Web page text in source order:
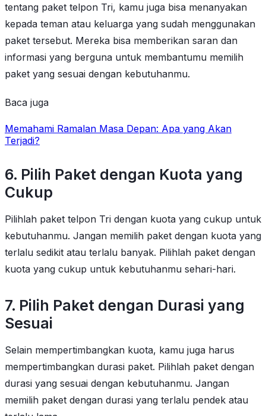
tentang paket telpon Tri, kamu juga bisa menanyakan
kepada teman atau keluarga yang sudah menggunakan
paket tersebut. Mereka bisa memberikan saran dan
informasi yang berguna untuk membantumu memilih
paket yang sesuai dengan kebutuhanmu.
Baca juga
Memahami Ramalan Masa Depan: Apa yang Akan
Terjadi?
6. Pilih Paket dengan Kuota yang
Cukup
Pilihlah paket telpon Tri dengan kuota yang cukup untuk
kebutuhanmu. Jangan memilih paket dengan kuota yang
terlalu sedikit atau terlalu banyak. Pilihlah paket dengan
kuota yang cukup untuk kebutuhanmu sehari-hari.
7. Pilih Paket dengan Durasi yang
Sesuai
Selain mempertimbangkan kuota, kamu juga harus
mempertimbangkan durasi paket. Pilihlah paket dengan
durasi yang sesuai dengan kebutuhanmu. Jangan
memilih paket dengan durasi yang terlalu pendek atau